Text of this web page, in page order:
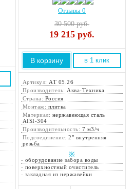
Отзывы 0
30 500 руб.
19 215 руб.
В корзину в 1 клик
Артикул: АТ 05.26
Производитель: Аква-Техника
Страна: Россия
Монтаж: плитка
Материал: нержавеющая сталь
AISI-304
Производительность: 7 м3/ч
Подсоединение:2" внутренняя
резьба
※
- оборудование забора воды
- поверхностный очиститель
- закладная из нержавейки